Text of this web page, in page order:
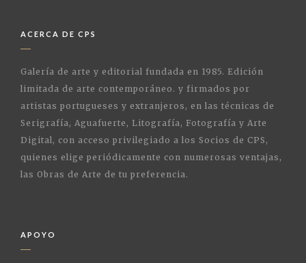
ACERCA DE CPS
Galería de arte y editorial fundada en 1985. Edición
limitada de arte contemporáneo. y firmados por
artistas portugueses y extranjeros, en las técnicas de
Serigrafía, Aguafuerte, Litografía, Fotografía y Arte
Digital, con acceso privilegiado a los Socios de CPS,
quienes elige periódicamente con numerosas ventajas,
las Obras de Arte de tu preferencia.
APOYO